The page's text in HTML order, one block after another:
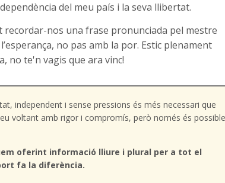
del meu país i la seva llibertat.
nos una frase pronunciada pel mestre
no pas amb la por. Estic plenament
no te'n vagis que ara vinc!
independent i sense pressions és més necessari que
voltant amb rigor i compromís, però només és possible
oferint informació lliure i plural per a tot el
fa la diferència.